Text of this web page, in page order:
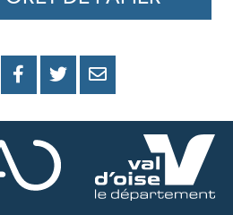

PARTAGER
FACEBOOK
PARTAGER
PARTAGER
MAIL